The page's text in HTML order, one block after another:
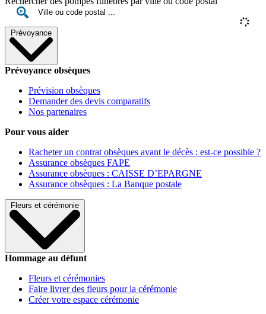
Prévoyance
Prévoyance obsèques
Prévision obsèques
Demander des devis comparatifs
Nos partenaires
Pour vous aider
Racheter un contrat obsèques avant le décès : est-ce possible ?
Assurance obsèques FAPE
Assurance obsèques : CAISSE D’EPARGNE
Assurance obsèques : La Banque postale
Fleurs et cérémonie
Hommage au défunt
Fleurs et cérémonies
Faire livrer des fleurs pour la cérémonie
Créer votre espace cérémonie